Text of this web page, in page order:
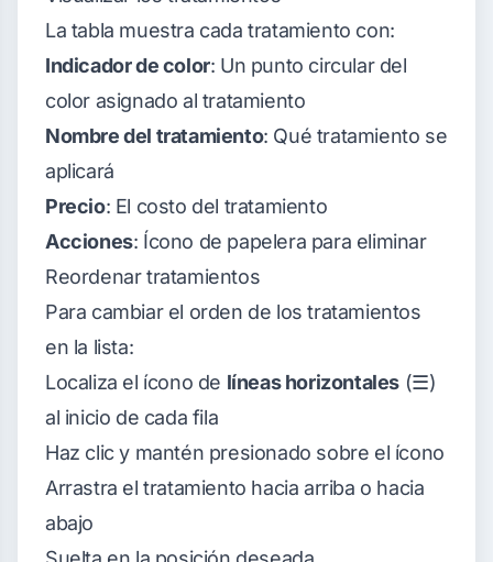
La tabla muestra cada tratamiento con:
Indicador de color: Un punto circular del
color asignado al tratamiento
Nombre del tratamiento: Qué tratamiento se
aplicará
Precio: El costo del tratamiento
Acciones: Ícono de papelera para eliminar
Reordenar tratamientos
Para cambiar el orden de los tratamientos
en la lista:
Localiza el ícono de líneas horizontales (☰)
al inicio de cada fila
Haz clic y mantén presionado sobre el ícono
Arrastra el tratamiento hacia arriba o hacia
abajo